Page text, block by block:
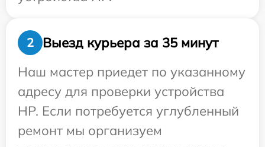
2
Выезд курьера за 35 минут
Наш мастер приедет по указанному
адресу для проверки устройства
HP. Если потребуется углубленный
ремонт мы организуем